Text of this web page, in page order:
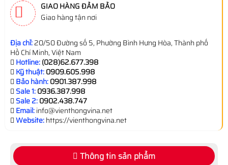
GIAO HÀNG ĐẢM BẢO
Giao hàng tận nơi
Địa chỉ:20/50 Đường số 5, Phường Bình Hưng Hòa, Thành phố
Hồ Chí Minh, Việt Nam
Hotline:(028)62.677.398
Kỹ thuật:0909.605.998
Bảo hành:0901.387.998
Sale 1:0936.387.998
Sale 2:0902.438.747
Email:info@vienthongvina.net
Website:https://vienthongvina.net
Thông tin sản phẩm